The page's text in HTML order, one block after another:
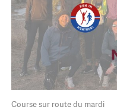
Course sur route du mardi